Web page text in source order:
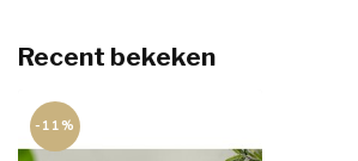
Recent bekeken
-11%